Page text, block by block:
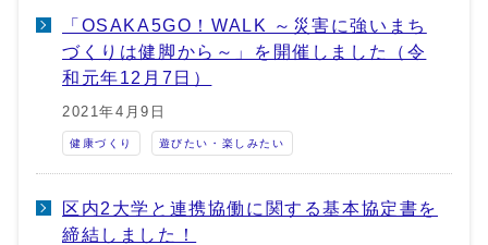
「OSAKA5GO！WALK ～災害に強いまち
づくりは健脚から～」を開催しました（令
和元年12月7日）
2021年4月9日
健康づくり 遊びたい・楽しみたい
区内2大学と連携協働に関する基本協定書を
締結しました！